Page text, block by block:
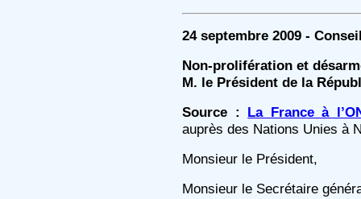
24 septembre 2009 -
Non-prolifération et
M. le Président de la
Source : La France à
auprès des Nations Unies à
Monsieur le Président,
Monsieur le Secrétaire